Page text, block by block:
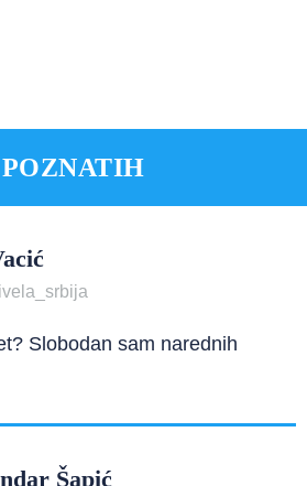
Slobodan sam narednih
Šapić